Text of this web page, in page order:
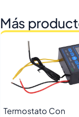
Más
Termostato Con